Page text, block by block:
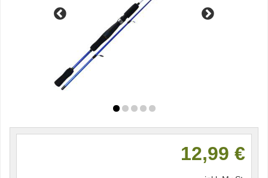
12,99 €